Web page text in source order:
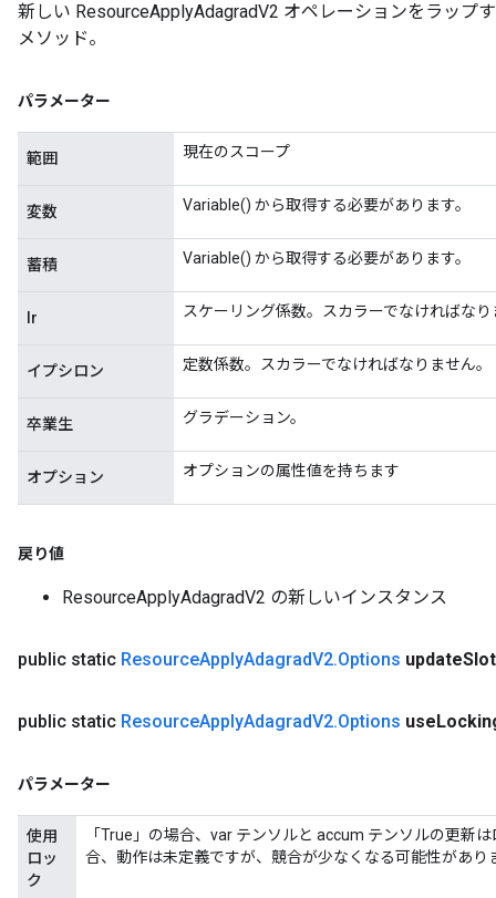
新しい ResourceApplyAdagradV2 オペレーションをラップ
メソッド。
パラメーター
範囲 現在のスコープ
変数 Variable() から取得する必要があります。
蓄積 Variable() から取得する必要があります。
lr スケーリング係数。スカラーでなければな
イプシロン 定数係数。スカラーでなければなりません。
卒業生 グラデーション。
オプション オプションの属性値を持ちます
戻り値
ResourceApplyAdagradV2 の新しいインスタンス
public static ResourceApplyAdagradV2.Options update
public static ResourceApplyAdagradV2.Options use
パラメーター
使用
ロッ
ク
「True」の場合、var テンソルと accum テンソルの更新
合、動作は未定義ですが、競合が少なくなる可能性があり